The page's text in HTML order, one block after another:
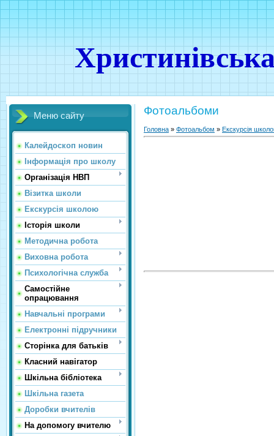
Меню сайту
Калейдоскоп новин
Інформація про школу
Організація НВП
Візитка школи
Екскурсія школою
Історія школи
Методична робота
Виховна робота
Психологічна служба
Самостійне
опрацювання
Навчальні програми
Електронні підручники
Сторінка для батьків
Класний навігатор
Шкільна бібліотека
Шкільна газета
Доробки вчителів
На допомогу вчителю
Фотоальбоми
Головна » Фотоальбом » Екскурсія